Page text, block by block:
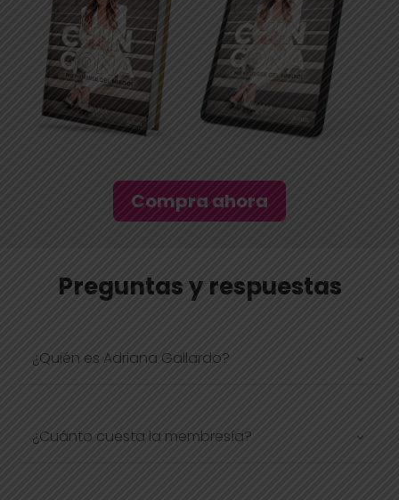
Compra ahora
Preguntas y respuestas
¿Quién es Adriana Gallardo?
¿Cuánto cuesta la membresía?